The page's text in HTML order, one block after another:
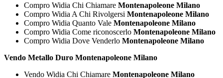
Compro Widia Chi Chiamare Montenapoleone Milano
Compro Widia A Chi Rivolgersi Montenapoleone Milano
Compro Widia Quanto Vale Montenapoleone Milano
Compro Widia Come riconoscerlo Montenapoleone Milano
Compro Widia Dove Venderlo Montenapoleone Milano
Vendo Metallo Duro Montenapoleone Milano
Vendo Widia Chi Chiamare Montenapoleone Milano